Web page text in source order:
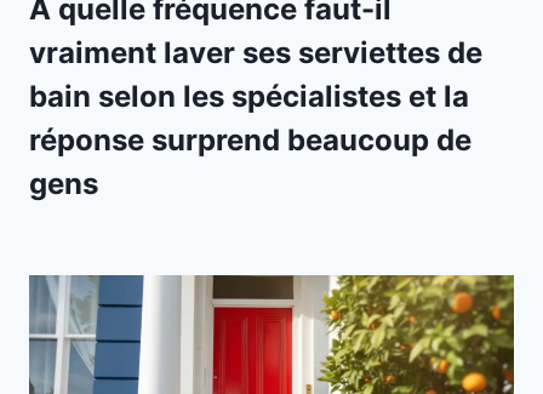
À quelle fréquence faut-il
vraiment laver ses serviettes de
bain selon les spécialistes et la
réponse surprend beaucoup de
gens